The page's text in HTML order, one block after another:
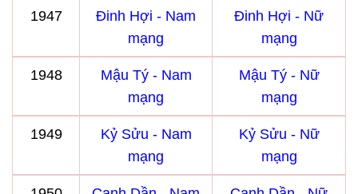
1947
Đinh Hợi - Nam
mạng
Đinh Hợi - Nữ
mạng
1948
Mậu Tý - Nam
mạng
Mậu Tý - Nữ
mạng
1949
Kỷ Sửu - Nam
mạng
Kỷ Sửu - Nữ
mạng